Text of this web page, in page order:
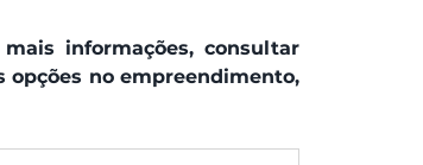
informações, consultar
opções no empreendimento,